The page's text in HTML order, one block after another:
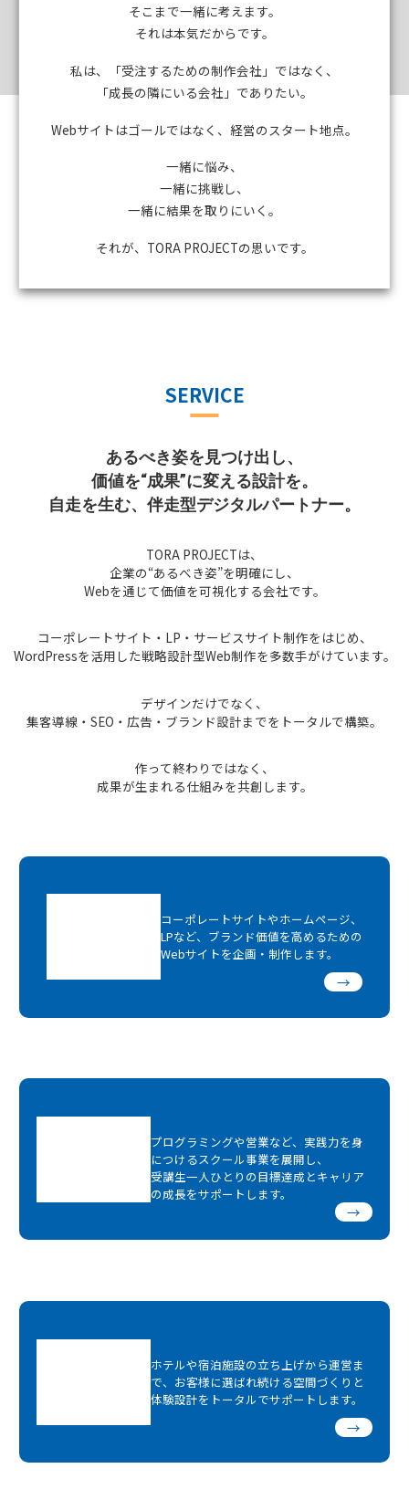
そこまで一緒に考えます。
それは本気だからです。
私は、「受注するための制作会社」ではなく、
「成長の隣にいる会社」でありたい。
Webサイトはゴールではなく、経営のスタート地点。
一緒に悩み、
一緒に挑戦し、
一緒に結果を取りにいく。
それが、TORA PROJECTの思いです。
SERVICE
あるべき姿を見つけ出し、
価値を“成果”に変える設計を。
自走を生む、伴走型デジタルパートナー。
TORA PROJECTは、
企業の“あるべき姿”を明確にし、
Webを通じて価値を可視化する会社です。
コーポレートサイト・LP・サービスサイト制作をはじめ、
WordPressを活用した戦略設計型Web制作を多数手がけています。
デザインだけでなく、
集客導線・SEO・広告・ブランド設計までをトータルで構築。
作って終わりではなく、
成果が生まれる仕組みを共創します。
コーポレートサイトやホームページ、
LPなど、ブランド価値を高めるための
Webサイトを企画・制作します。
→
プログラミングや営業など、実践力を身
につけるスクール事業を展開し、
受講生一人ひとりの目標達成とキャリア
の成長をサポートします。
→
ホテルや宿泊施設の立ち上げから運営ま
で、お客様に選ばれ続ける空間づくりと
体験設計をトータルでサポートします。
→